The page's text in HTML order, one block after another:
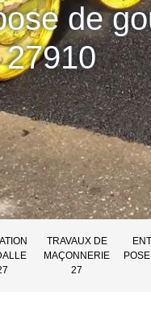
de
TRAVAUX DE
MAÇONNERIE
27